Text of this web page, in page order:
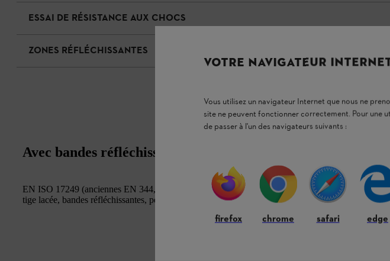
ESSAI DE RÉSISTANCE AUX CHOCS
ZONES RÉFLÉCHISSANTES
Avec bandes réfléchissantes et excellente protection
EN ISO 17249 (anciennes EN 344, EN 345), Class 3 (correspond à 28m/s), pour le travail à la
tige lacée, bandes réfléchissantes, permettent le port de crampons.
VOTRE NAVIGATEUR
Vous utilisez un navigateur Internet que nous ne
site ne peuvent fonctionner correctement. Pour une
de passer à l'un des navigateurs suivants :
firefox chrome safari edge